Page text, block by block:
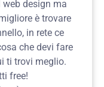
web design ma
è trovare
in rete ce
che devi fare
ti trovi meglio.
free!